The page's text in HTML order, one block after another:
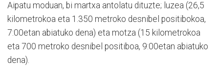
Aipatu moduan, bi martxa antolatu dituzte; luzea (26,5
kilometrokoa eta 1.350 metroko desnibel positibokoa,
7:00etan abiatuko dena) eta motza (15 kilometrokoa
eta 700 metroko desnibel positiboa, 9:00etan abiatuko
dena).